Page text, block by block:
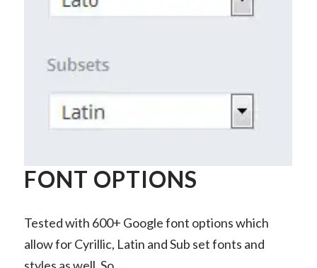
FONT OPTIONS
Tested with 600+ Google font options which
allow for Cyrillic, Latin and Sub set fonts and